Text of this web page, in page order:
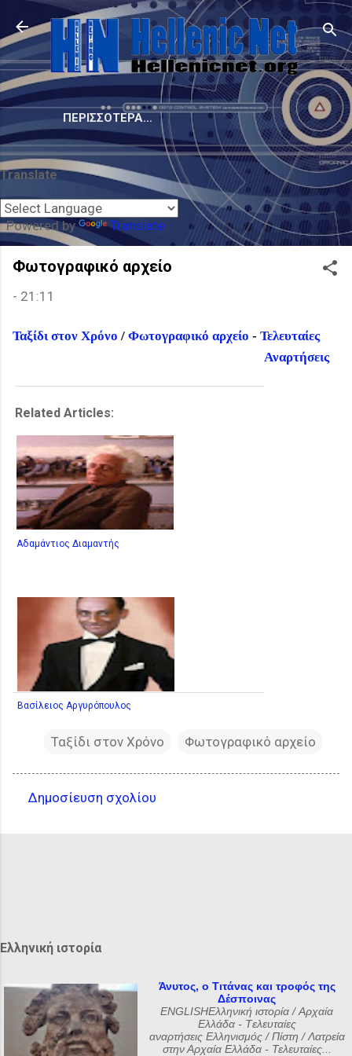
Μετάβαση στο κύριο περιεχόμενο
ΠΕΡΙΣΣΌΤΕΡΑ…
Translate
Powered by Translate
Φωτογραφικό αρχείο
- 21:11
Ταξίδι στον Χρόνο / Φωτογραφικό αρχείο - Τελευταίες
Αναρτήσεις
Related Articles:
Αδαμάντιος Διαμαντής
Βασίλειος Αργυρόπουλος
Ταξίδι στον Χρόνο Φωτογραφικό αρχείο
Δημοσίευση σχολίου
Ελληνική ιστορία
Άνυτος, ο Τιτάνας και τροφός της
Δέσποινας
ENGLISHΕλληνική ιστορία / Αρχαία
Ελλάδα - Tελευταίες
αναρτήσεις Ελληνισμός / Πίστη / Λατρεία
στην Αρχαία Ελλάδα - Τελευταίες...